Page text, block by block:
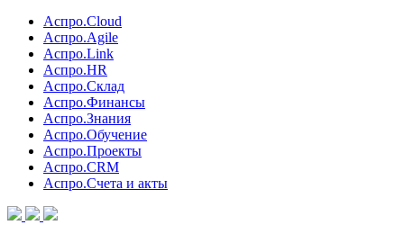
Аспро.Cloud
Аспро.Agile
Аспро.Link
Аспро.HR
Аспро.Склад
Аспро.Финансы
Аспро.Знания
Аспро.Обучение
Аспро.Проекты
Аспро.CRM
Аспро.Счета и акты